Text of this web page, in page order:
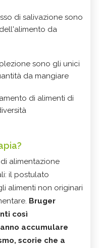
di salivazione sono
da
sono gli unici
da mangiare
di alimenti di
alimentazione
il postulato
alimenti non originari
Bruger
così
accumulare
scorie che a